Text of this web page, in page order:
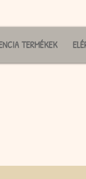
TERMÉKEK